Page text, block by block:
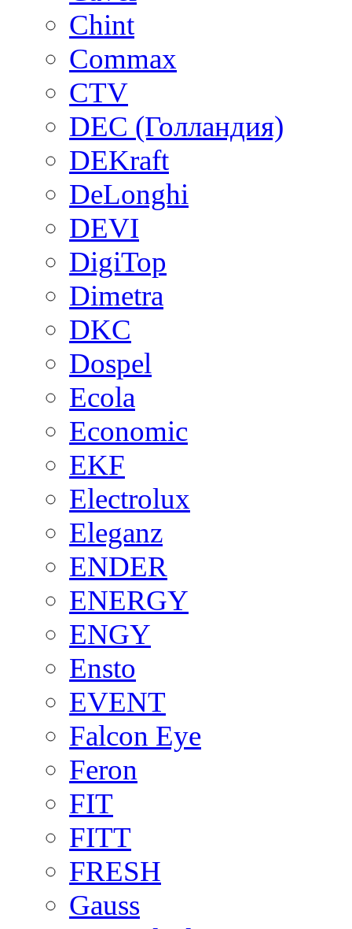
Chint
Commax
CTV
DEC (Голландия)
DEKraft
DeLonghi
DEVI
DigiTop
Dimetra
DKC
Dospel
Ecola
Economic
EKF
Electrolux
Eleganz
ENDER
ENERGY
ENGY
Ensto
EVENT
Falcon Eye
Feron
FIT
FITT
FRESH
Gauss